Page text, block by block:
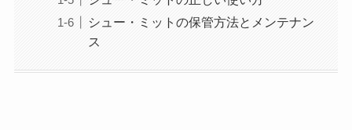
シュー・ミットの保管方法とメンテナン
ス